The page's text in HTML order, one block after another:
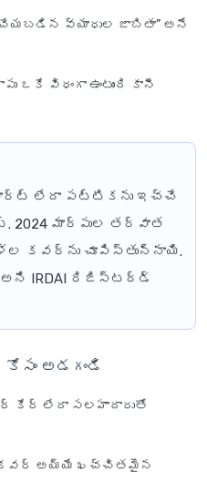
వ్యాధుల జాబితా” అనే
విధంగా ఉంటుంది కానీ
లేదా పట్టికను ఇచ్చే
2024 మార్పుల తర్వాత
కవర్‌ను చూపిస్తున్నాయి.
అని IRDAI రిజిస్టర్డ్
అడగండి
కేర్ లేదా సలహాదారుతో
కవర్ అయ్యే ఖచ్చితమైన